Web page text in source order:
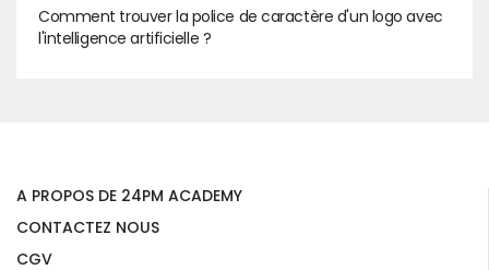
Comment trouver la police de caractère d'un logo avec
l'intelligence artificielle ?
A PROPOS DE 24PM ACADEMY
CONTACTEZ NOUS
CGV